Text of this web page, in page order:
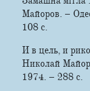
Майоров. –
108 c.
И в цель, и
Николай
1974. – 288 c.